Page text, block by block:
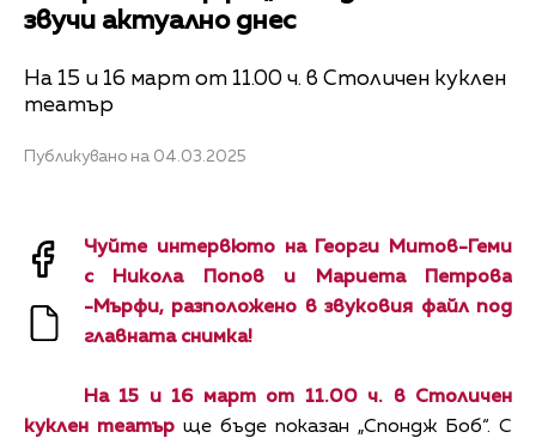
звучи актуално днес
На 15 и 16 март от 11.00 ч. в Столичен куклен
театър
Публикувано на 04.03.2025
Чуйте интервюто на Георги Митов-Геми
с Никола Попов и Мариета Петрова
-Мърфи, разположено в звуковия файл под
главната снимка!
На 15 и 16 март от 11.00 ч. в Столичен
куклен театър ще бъде показан „Спондж Боб“. С